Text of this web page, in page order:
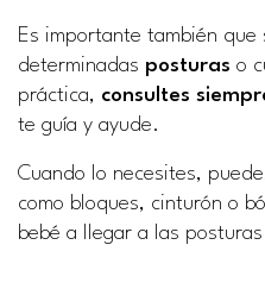
Es importante también
determinadas posturas o
práctica, consultes
te guía y ayude.
Cuando lo necesites,
como bloques, cinturón o
bebé a llegar a las